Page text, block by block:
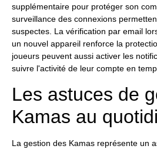
supplémentaire pour protéger son
surveillance des connexions
suspectes. La vérification par email
un nouvel appareil renforce la
joueurs peuvent aussi activer les
suivre l'activité de leur compte en
Les astuces de
Kamas au
La gestion des Kamas représente un